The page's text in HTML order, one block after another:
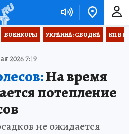
ВОЕНКОРЫ УКРАИНА: СВОДКА КП В
2026 7:19
На время
потепление
не ожидается